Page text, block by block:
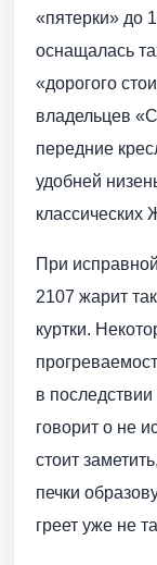
«пятерки» до
оснащалась
«дорогого
владельцев
передние
удобней
классических
При
2107 жарит
куртки.
в
говорит о не
стоит
печки
греет уже не